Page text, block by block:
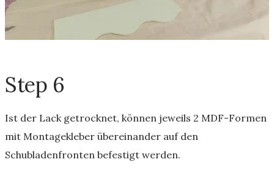
Step 6
Ist der Lack getrocknet, können jeweils 2 MDF-Formen
mit Montagekleber übereinander auf den
Schubladenfronten befestigt werden.